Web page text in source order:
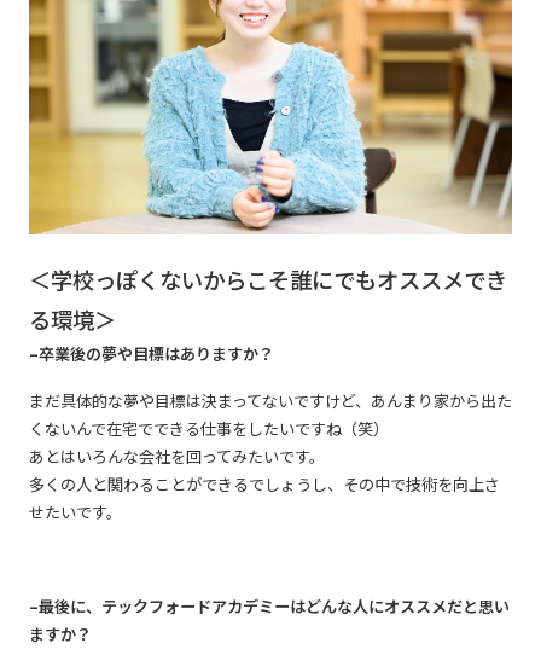
＜学校っぽくないからこそ誰にでもオススメでき
る環境＞
–卒業後の夢や目標はありますか？
まだ具体的な夢や目標は決まってないですけど、あんまり家から出た
くないんで在宅でできる仕事をしたいですね（笑）
あとはいろんな会社を回ってみたいです。
多くの人と関わることができるでしょうし、その中で技術を向上さ
せたいです。
–最後に、テックフォードアカデミーはどんな人にオススメだと思い
ますか？